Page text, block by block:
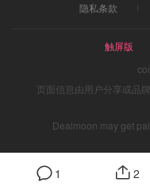
1 2
隐私条款
触屏版
页面信息由用户分享或品
Dealmoon may get